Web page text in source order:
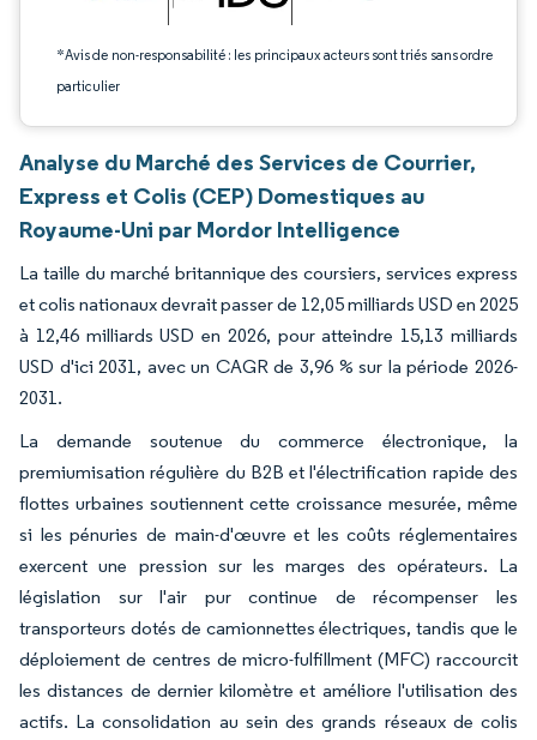
*Avis de non-responsabilité : les principaux acteurs sont triés sans ordre
particulier
Analyse du Marché des Services de Courrier,
Express et Colis (CEP) Domestiques au
Royaume-Uni par Mordor Intelligence
La taille du marché britannique des coursiers, services express
et colis nationaux devrait passer de 12,05 milliards USD en 2025
à 12,46 milliards USD en 2026, pour atteindre 15,13 milliards
USD d'ici 2031, avec un CAGR de 3,96 % sur la période 2026-
2031.
La demande soutenue du commerce électronique, la
premiumisation régulière du B2B et l'électrification rapide des
flottes urbaines soutiennent cette croissance mesurée, même
si les pénuries de main-d'œuvre et les coûts réglementaires
exercent une pression sur les marges des opérateurs. La
législation sur l'air pur continue de récompenser les
transporteurs dotés de camionnettes électriques, tandis que le
déploiement de centres de micro-fulfillment (MFC) raccourcit
les distances de dernier kilomètre et améliore l'utilisation des
actifs. La consolidation au sein des grands réseaux de colis